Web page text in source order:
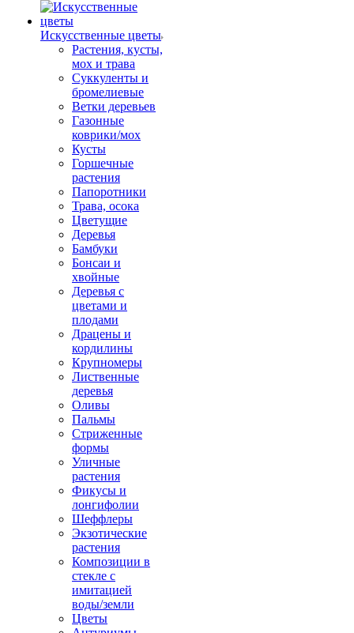
Искусственные цветы
Растения, кусты,
мох и трава
Суккуленты и
бромелиевые
Ветки деревьев
Газонные
коврики/мох
Кусты
Горшечные
растения
Папоротники
Трава, осока
Цветущие
Деревья
Бамбуки
Бонсаи и
хвойные
Деревья с
цветами и
плодами
Драцены и
кордилины
Крупномеры
Лиственные
деревья
Оливы
Пальмы
Стриженные
формы
Уличные
растения
Фикусы и
лонгифолии
Шеффлеры
Экзотические
растения
Композиции в
стекле с
имитацией
воды/земли
Цветы